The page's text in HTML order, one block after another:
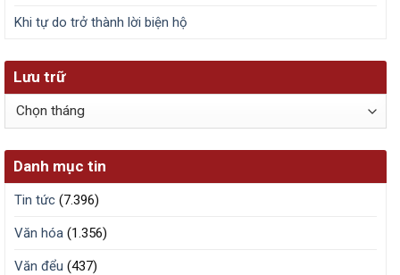
Khi tự do trở thành lời biện hộ
Lưu trữ
Lưu
Danh mục tin
Tin tức (7.396)
Văn hóa (1.356)
Văn đểu (437)